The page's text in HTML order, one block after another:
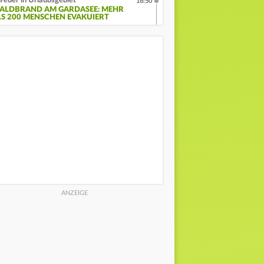
AM GARDASEE: MEHR
200 MENSCHEN EVAKUIERT